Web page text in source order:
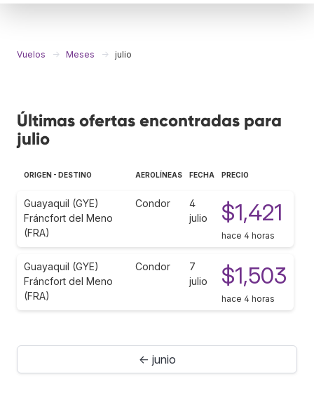
Vuelos Meses julio
Últimas ofertas encontradas para
julio
ORIGEN - DESTINO AEROLÍNEAS FECHA PRECIO
Guayaquil (GYE)
Fráncfort del Meno
(FRA)
Condor
4
julio
$1,421
hace 4 horas
Guayaquil (GYE)
Fráncfort del Meno
(FRA)
Condor
7
julio
$1,503
hace 4 horas
← junio